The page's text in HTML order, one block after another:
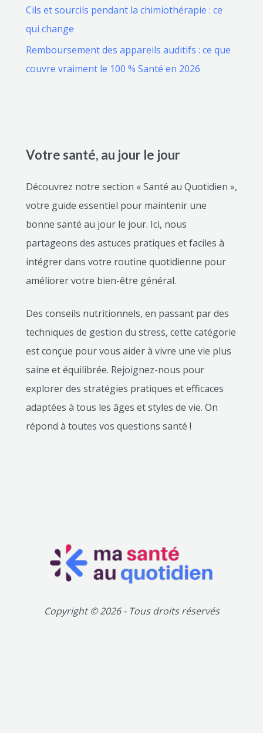
Cils et sourcils pendant la chimiothérapie : ce
qui change
Remboursement des appareils auditifs : ce que
couvre vraiment le 100 % Santé en 2026
Votre santé, au jour le jour
Découvrez notre section « Santé au Quotidien »,
votre guide essentiel pour maintenir une
bonne santé au jour le jour. Ici, nous
partageons des astuces pratiques et faciles à
intégrer dans votre routine quotidienne pour
améliorer votre bien-être général.
Des conseils nutritionnels, en passant par des
techniques de gestion du stress, cette catégorie
est conçue pour vous aider à vivre une vie plus
saine et équilibrée. Rejoignez-nous pour
explorer des stratégies pratiques et efficaces
adaptées à tous les âges et styles de vie. On
répond à toutes vos questions santé !
Copyright © 2026 - Tous droits réservés